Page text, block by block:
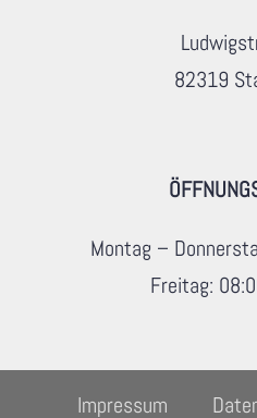
82319
Montag –
Freitag:
Impressum